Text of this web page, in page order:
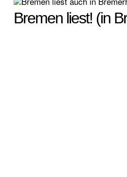
Bremen liest! (in